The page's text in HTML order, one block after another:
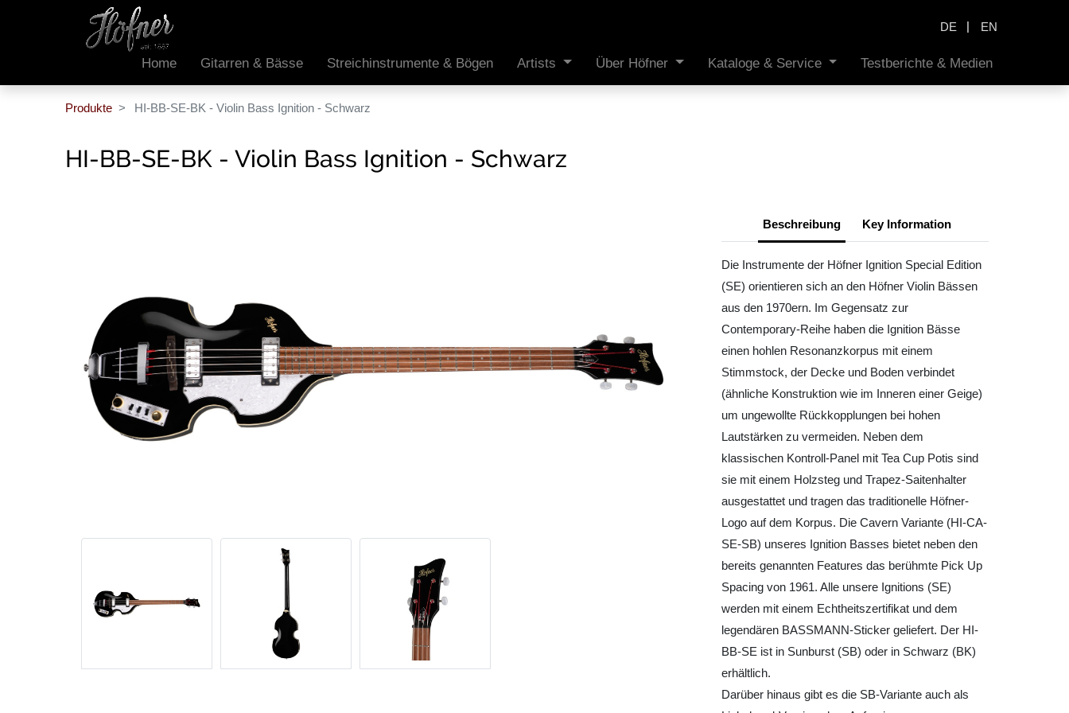
DE | EN
Home Gitarren & Bässe Streichinstrumente & Bögen Artists Über Höfner Kataloge & Service Testberichte & Medien
Produkte HI-BB-SE-BK - Violin Bass Ignition - Schwarz
HI-BB-SE-BK - Violin Bass Ignition - Schwarz
Beschreibung Key Information
Die Instrumente der Höfner Ignition Special Edition
(SE) orientieren sich an den Höfner Violin Bässen
aus den 1970ern. Im Gegensatz zur
Contemporary-Reihe haben die Ignition Bässe
einen hohlen Resonanzkorpus mit einem
Stimmstock, der Decke und Boden verbindet
(ähnliche Konstruktion wie im Inneren einer Geige)
um ungewollte Rückkopplungen bei hohen
Lautstärken zu vermeiden. Neben dem
klassischen Kontroll-Panel mit Tea Cup Potis sind
sie mit einem Holzsteg und Trapez-Saitenhalter
ausgestattet und tragen das traditionelle Höfner-
Logo auf dem Korpus. Die Cavern Variante (HI-CA-
SE-SB) unseres Ignition Basses bietet neben den
bereits genannten Features das berühmte Pick Up
Spacing von 1961. Alle unsere Ignitions (SE)
werden mit einem Echtheitszertifikat und dem
legendären BASSMANN-Sticker geliefert. Der HI-
BB-SE ist in Sunburst (SB) oder in Schwarz (BK)
erhältlich.
Darüber hinaus gibt es die SB-Variante auch als